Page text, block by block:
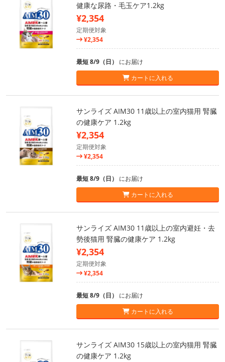
健康な尿路・毛玉ケア1.2kg
¥2,354
定期便対象
¥2,354
最短 8/9（日） にお届け
カートに入れる
サンライズ AIM30 11歳以上の室内猫用 腎臓
の健康ケア 1.2kg
¥2,354
定期便対象
¥2,354
最短 8/9（日） にお届け
カートに入れる
サンライズ AIM30 11歳以上の室内避妊・去
勢後猫用 腎臓の健康ケア 1.2kg
¥2,354
定期便対象
¥2,354
最短 8/9（日） にお届け
カートに入れる
サンライズ AIM30 15歳以上の室内猫用 腎臓
の健康ケア 1.2kg